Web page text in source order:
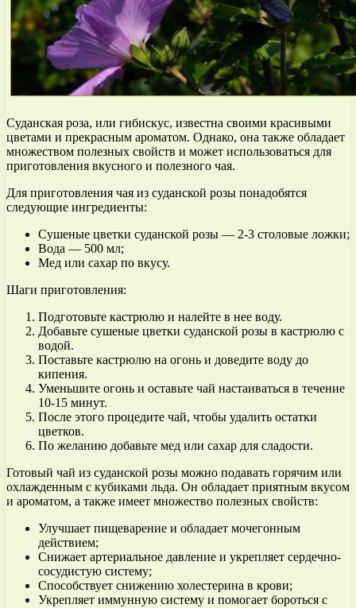
Суданская роза, или гибискус, известна своими красивыми
цветами и прекрасным ароматом. Однако, она также обладает
множеством полезных свойств и может использоваться для
приготовления вкусного и полезного чая.
Для приготовления чая из суданской розы понадобятся
следующие ингредиенты:
Сушеные цветки суданской розы — 2-3 столовые ложки;
Вода — 500 мл;
Мед или сахар по вкусу.
Шаги приготовления:
Подготовьте кастрюлю и налейте в нее воду.
Добавьте сушеные цветки суданской розы в кастрюлю с
водой.
Поставьте кастрюлю на огонь и доведите воду до
кипения.
Уменьшите огонь и оставьте чай настаиваться в течение
10-15 минут.
После этого процедите чай, чтобы удалить остатки
цветков.
По желанию добавьте мед или сахар для сладости.
Готовый чай из суданской розы можно подавать горячим или
охлажденным с кубиками льда. Он обладает приятным вкусом
и ароматом, а также имеет множество полезных свойств:
Улучшает пищеварение и обладает мочегонным
действием;
Снижает артериальное давление и укрепляет сердечно-
сосудистую систему;
Способствует снижению холестерина в крови;
Укрепляет иммунную систему и помогает бороться с